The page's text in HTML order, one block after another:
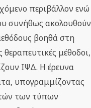
περιβάλλον ενώ
συνήθως ακολουθούν
βοηθά στη
μέθοδοι,
ΙΨΔ. Η έρευνα
υπογραμμίζοντας
των τύπων